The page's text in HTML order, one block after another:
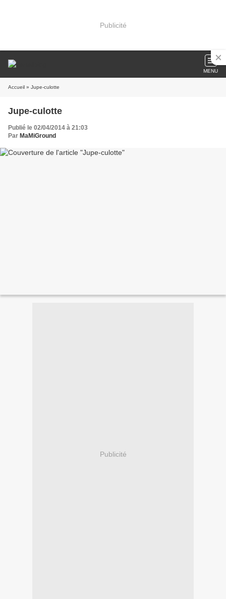
Publicité
MENU
Accueil » Jupe-culotte
Jupe-culotte
Publié le 02/04/2014 à 21:03
Par MaMiGround
Publicité